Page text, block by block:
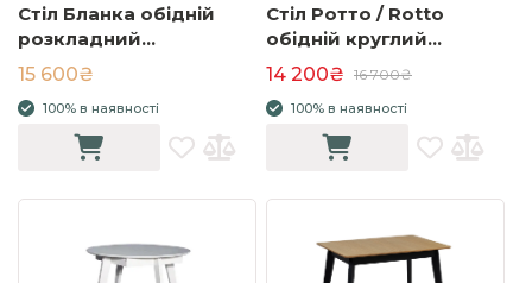
Стіл Бланка обідній
розкладний
1600/2000x900x750
білий
15 600₴
100% в наявності
Стіл Ротто / Rotto
обідній круглий
1200x1200x770 дуб
вінченца RT-09
14 200₴ 16 700₴
100% в наявності